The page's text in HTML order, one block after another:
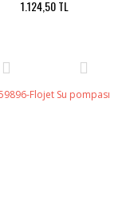
1.124,50 TL